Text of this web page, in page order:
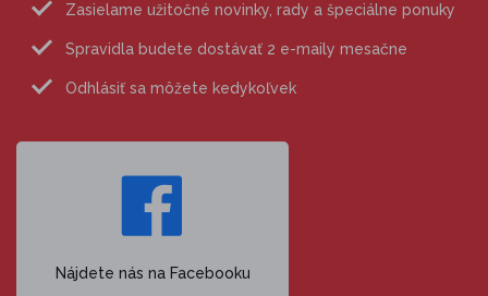
Zasielame užitočné novinky, rady a špeciálne ponuky
Spravidla budete dostávať 2 e-maily mesačne
Odhlásiť sa môžete kedykoľvek
Nájdete nás na Facebooku